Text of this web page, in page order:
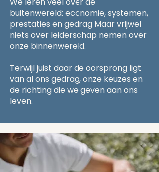
buitenwereld: economie, systemen,
prestaties en gedrag Maar vrijwel
niets over leiderschap nemen over
onze binnenwereld.
Terwijl juist daar de oorsprong ligt
van al ons gedrag, onze keuzes en
de richting die we geven aan ons
leven.